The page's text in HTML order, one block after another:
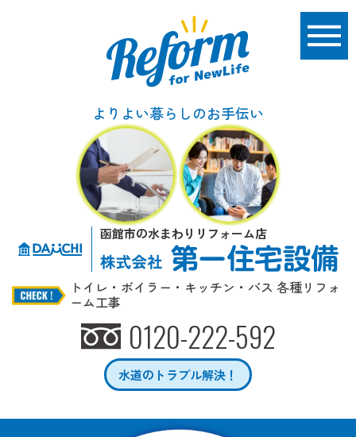
よりよい暮らしのお手伝い
函館市の水まわりリフォーム店
トイレ・ボイラー・キッチン・バス 各種リフォ
ーム工事
0120-222-592
水道のトラブル解決！